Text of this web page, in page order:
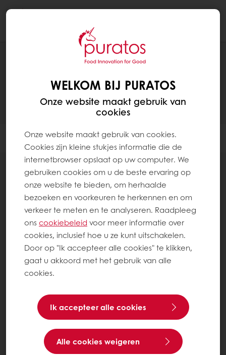
Filter
Witbrood
Ontdek onze Witbrood recepten
WELKOM BIJ PURATOS
Onze website maakt gebruik van
cookies
Onze website maakt gebruik van cookies.
Cookies zijn kleine stukjes informatie die de
internetbrowser opslaat op uw computer. We
gebruiken cookies om u de beste ervaring op
onze website te bieden, om herhaalde
bezoeken en voorkeuren te herkennen en om
verkeer te meten en te analyseren. Raadpleeg
onscookiebeleid voor meer informatie over
cookies, inclusief hoe u ze kunt uitschakelen.
Door op "Ik accepteer alle cookies" te klikken,
gaat u akkoord met het gebruik van alle
cookies.
Ik accepteer alle cookies
Alle cookies weigeren